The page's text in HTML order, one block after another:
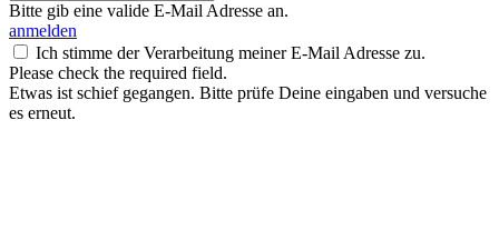
Bitte gib eine valide E-Mail Adresse an.
anmelden
Ich stimme der Verarbeitung meiner E-Mail Adresse zu.
Please check the required field.
Etwas ist schief gegangen. Bitte prüfe Deine eingaben und versuche
es erneut.